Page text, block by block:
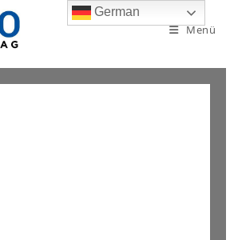
Menü
German